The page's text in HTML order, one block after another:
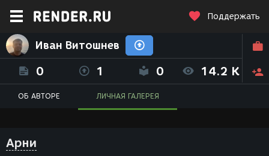
Поддержать
Иван Витошнев
0 1 0 14.2 K
ОБ АВТОРЕ ЛИЧНАЯ ГАЛЕРЕЯ
Арни